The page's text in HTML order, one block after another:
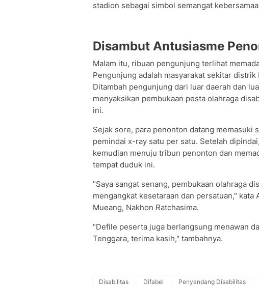
stadion sebagai simbol semangat
Disambut Antusiasme
Malam itu, ribuan pengunjung terlihat
Pengunjung adalah masyarakat sekitar
Ditambah pengunjung dari luar daerah dan
menyaksikan pembukaan pesta olahraga
ini.
Sejak sore, para penonton datang
pemindai x-ray satu per satu. Setelah
kemudian menuju tribun penonton dan
tempat duduk ini.
"Saya sangat senang, pembukaan olahraga
mengangkat kesetaraan dan persatuan," kata
Mueang, Nakhon Ratchasima.
"Defile peserta juga berlangsung menawan
Tenggara, terima kasih," tambahnya.
Disabilitas Difabel Penyandang Disabilitas